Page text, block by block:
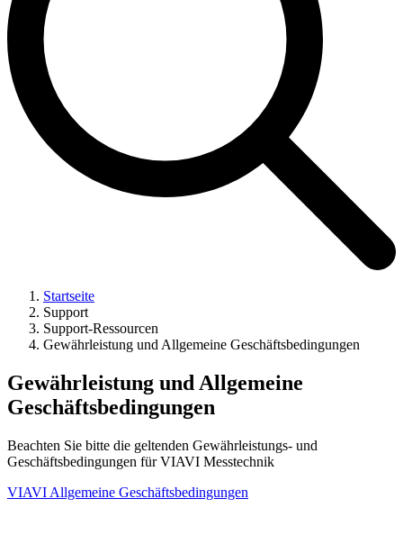
Startseite
Support
Support-Ressourcen
Gewährleistung und Allgemeine Geschäftsbedingungen
Gewährleistung und Allgemeine
Geschäftsbedingungen
Beachten Sie bitte die geltenden Gewährleistungs- und
Geschäftsbedingungen für VIAVI Messtechnik
VIAVI Allgemeine Geschäftsbedingungen